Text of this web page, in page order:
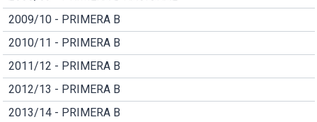
2009/10 - PRIMERA B
2010/11 - PRIMERA B
2011/12 - PRIMERA B
2012/13 - PRIMERA B
2013/14 - PRIMERA B